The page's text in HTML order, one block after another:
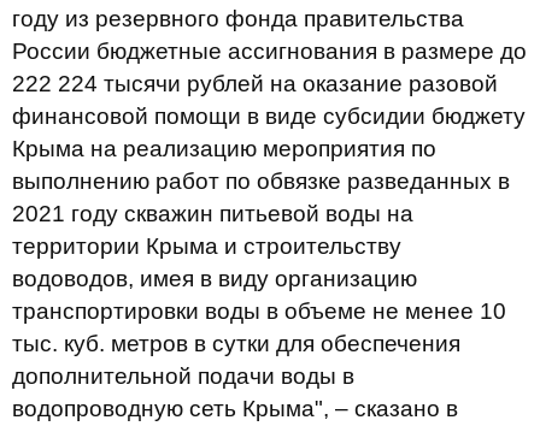
году из резервного фонда правительства
России бюджетные ассигнования в размере до
222 224 тысячи рублей на оказание разовой
финансовой помощи в виде субсидии бюджету
Крыма на реализацию мероприятия по
выполнению работ по обвязке разведанных в
2021 году скважин питьевой воды на
территории Крыма и строительству
водоводов, имея в виду организацию
транспортировки воды в объеме не менее 10
тыс. куб. метров в сутки для обеспечения
дополнительной подачи воды в
водопроводную сеть Крыма", – сказано в